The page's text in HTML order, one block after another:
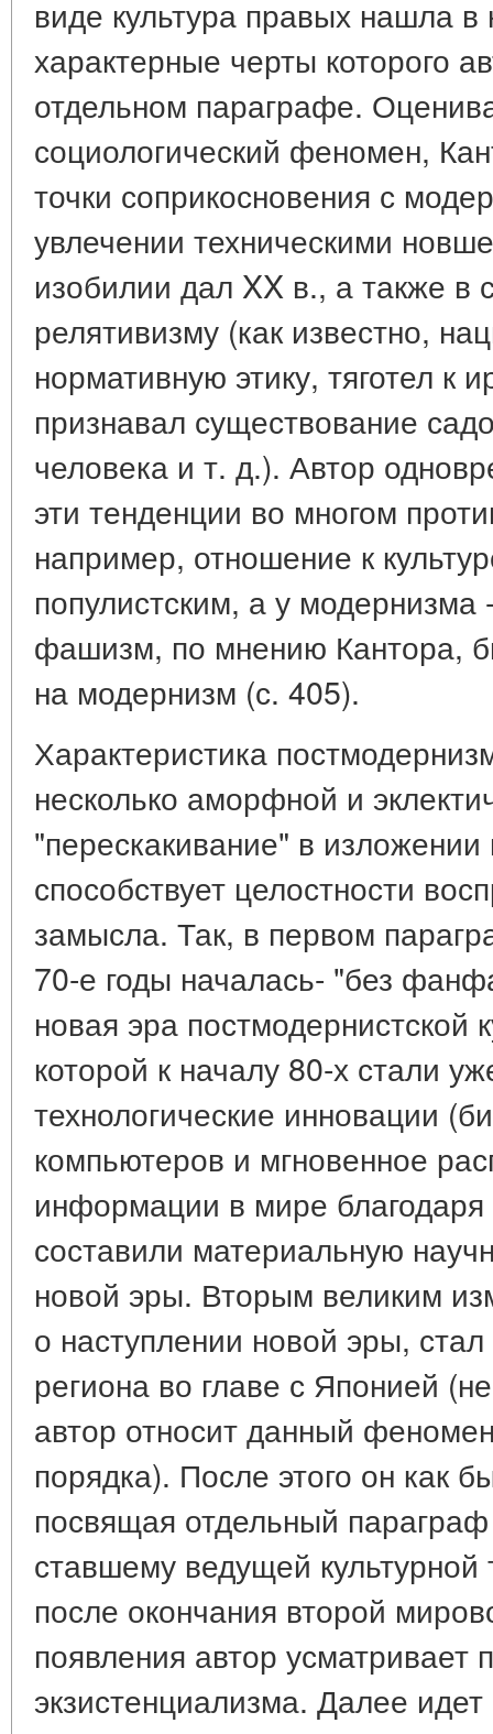
виде культура правых нашла
характерные черты которого
отдельном параграфе.
социологический феномен,
точки соприкосновения с
увлечении техническими
изобилии дал XX в., а также в
релятивизму (как известно,
нормативную этику, тяготел к
признавал существование
человека и т. д.). Автор
эти тенденции во многом
например, отношение к
популистским, а у
фашизм, по мнению Кантора,
на модернизм (с. 405).
Характеристика
несколько аморфной и
"перескакивание" в
способствует целостности
замысла. Так, в первом
70-е годы началась- "без
новая эра постмодернистской
которой к началу 80-х стали
технологические инновации
компьютеров и мгновенное
информации в мире благодаря
составили материальную
новой эры. Вторым великим
о наступлении новой эры,
региона во главе с Японией
автор относит данный
порядка). После этого он как
посвящая отдельный параграф
ставшему ведущей
после окончания второй
появления автор усматривает
экзистенциализма. Далее